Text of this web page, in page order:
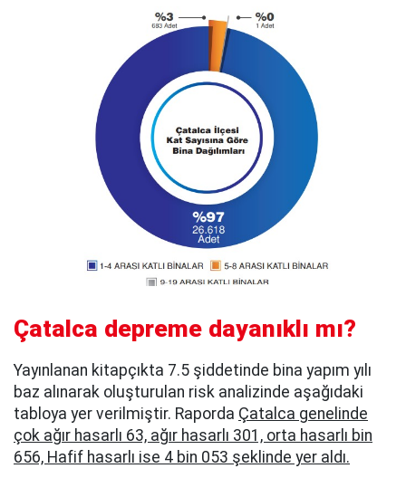
Çatalca depreme dayanıklı mı?
Yayınlanan kitapçıkta 7.5 şiddetinde bina yapım yılı
baz alınarak oluşturulan risk analizinde aşağıdaki
tabloya yer verilmiştir. Raporda Çatalca genelinde
çok ağır hasarlı 63, ağır hasarlı 301, orta hasarlı bin
656, Hafif hasarlı ise 4 bin 053 şeklinde yer aldı.